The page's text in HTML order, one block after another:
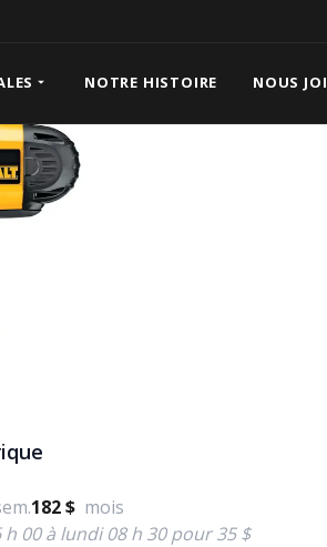
NOTRE HISTOIRE NOUS
182 $ mois
00 à lundi 08 h 30 pour 35 $